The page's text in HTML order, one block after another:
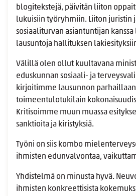
blogitekstejä, päivitän liiton
lukuisiin työryhmiin. Liiton juristin
sosiaaliturvan asiantuntijan
lausuntoja hallituksen
Välillä olen ollut kuultavana
eduskunnan sosiaali- ja
kirjoitimme lausunnon
toimeentulotukilain
Kritisoimme muun muassa
sanktioita ja kiristyksiä.
Työni on siis kombo
ihmisten edunvalvontaa,
Yhdistelmä on minusta hyvä.
ihmisten konkreettisista